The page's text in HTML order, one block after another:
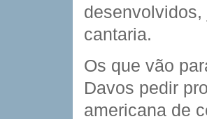
cantaria.
Os que vão
Davos pedir
americana de